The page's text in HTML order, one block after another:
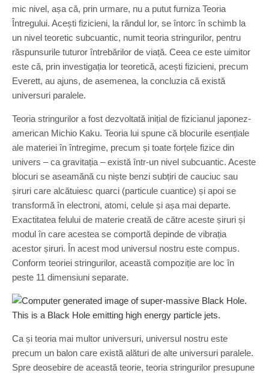
mic nivel, așa că, prin urmare, nu a putut furniza Teoria
Întregului. Acești fizicieni, la rândul lor, se întorc în schimb la
un nivel teoretic subcuantic, numit teoria stringurilor, pentru
răspunsurile tuturor întrebărilor de viață. Ceea ce este uimitor
este că, prin investigația lor teoretică, acești fizicieni, precum
Everett, au ajuns, de asemenea, la concluzia că există
universuri paralele.
Teoria stringurilor a fost dezvoltată inițial de fizicianul japonez-
american Michio Kaku. Teoria lui spune că blocurile esențiale
ale materiei în întregime, precum și toate forțele fizice din
univers – ca gravitația – există într-un nivel subcuantic. Aceste
blocuri se aseamănă cu niște benzi subțiri de cauciuc sau
șiruri care alcătuiesc quarci (particule cuantice) și apoi se
transformă în electroni, atomi, celule și așa mai departe.
Exactitatea felului de materie creată de către aceste șiruri și
modul în care acestea se comportă depinde de vibrația
acestor șiruri. În acest mod universul nostru este compus.
Conform teoriei stringurilor, această compoziție are loc în
peste 11 dimensiuni separate.
Ca și teoria mai multor universuri, universul nostru este
precum un balon care există alături de alte universuri paralele.
Spre deosebire de această teorie, teoria stringurilor presupune